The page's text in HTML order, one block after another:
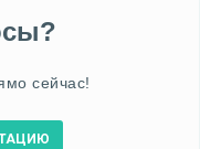
сейчас!